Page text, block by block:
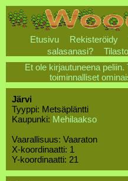
Etusivu Rekisteröidy
salasanasi?
Et ole kirjautuneena
toiminnalliset
Järvi
Tyyppi: Metsäpläntti
Kaupunki: Mehilaakso
Vaarallisuus: Vaaraton
X-koordinaatti: 1
Y-koordinaatti: 21